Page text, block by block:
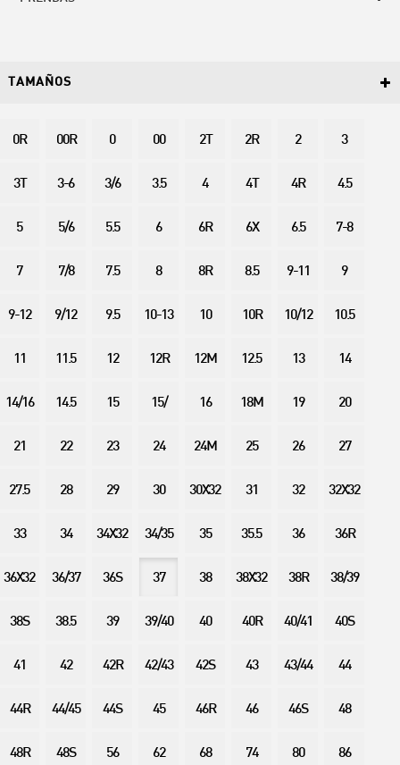
TAMAÑOS
0R 00R 0 00 2T 2R 2 3
3T 3-6 3/6 3.5 4 4T 4R 4.5
5 5/6 5.5 6 6R 6X 6.5 7-8
7 7/8 7.5 8 8R 8.5 9-11 9
9-12 9/12 9.5 10-13 10 10R 10/12 10.5
11 11.5 12 12R 12M 12.5 13 14
14/16 14.5 15 15/ 16 18M 19 20
21 22 23 24 24M 25 26 27
27.5 28 29 30 30X32 31 32 32X32
33 34 34X32 34/35 35 35.5 36 36R
36X32 36/37 36S 37 38 38X32 38R 38/39
38S 38.5 39 39/40 40 40R 40/41 40S
41 42 42R 42/43 42S 43 43/44 44
44R 44/45 44S 45 46R 46 46S 48
48R 48S 56 62 68 74 80 86